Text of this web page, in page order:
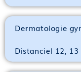
Dermatologie
Distanciel 12,